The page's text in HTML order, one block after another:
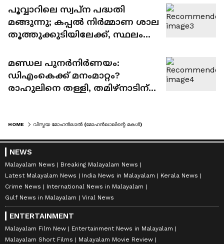
മാറ്റമില്ലെന്ന് മന്ത്രി മോൻസ്
ജോസഫ്
പൂവ്വാറിലെ സ്വപ്ന പദ്ധതി
മങ്ങുന്നു; കപ്പൽ നിർമ്മാണ ശാല
തൂത്തുക്കുടിയിലേക്ക്, സ്ഥലം
യാർഡ്
മണ്ഡല പുനർനിർണയം:
ഡിഎംകെക്ക് മനംമാറ്റം?
രാഹുലിനെ തള്ളി, തമിഴ്നാടിന്
HOME വിസ്മയ മോഹൻലാൽ (മോഹൻലാലിന്റെ മകൾ)
NEWS
Malayalam News
Breaking Malayalam News
Latest Malayalam News
India News in Malayalam
Kerala News
Crime News
International News in Malayalam
Gulf News in Malayalam
Viral News
ENTERTAINMENT
Malayalam Film New
Entertainment News in Malayalam
Malayalam Short Films
Malayalam Movie Review